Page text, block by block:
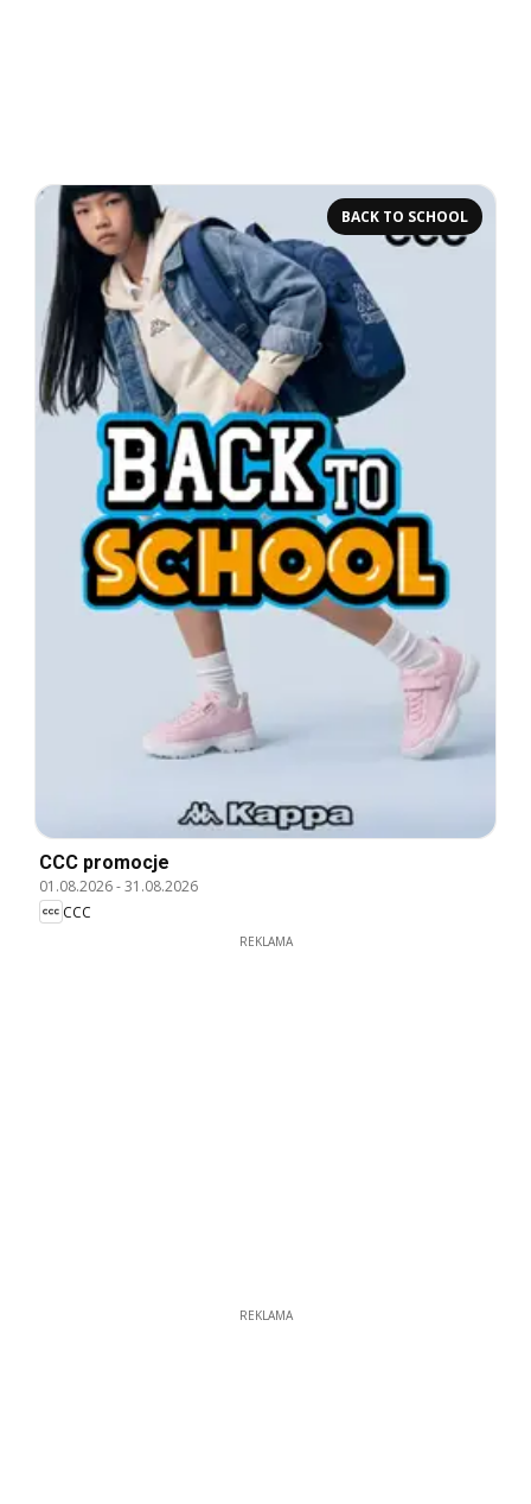
BACK TO SCHOOL
CCC promocje
01.08.2026-31.08.2026
CCC
REKLAMA
REKLAMA